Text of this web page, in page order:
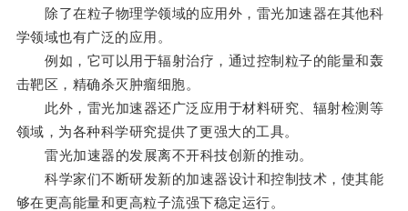
除了在粒子物理学领域的应用外，雷光加速器在其他科
学领域也有广泛的应用。
例如，它可以用于辐射治疗，通过控制粒子的能量和轰
击靶区，精确杀灭肿瘤细胞。
此外，雷光加速器还广泛应用于材料研究、辐射检测等
领域，为各种科学研究提供了更强大的工具。
雷光加速器的发展离不开科技创新的推动。
科学家们不断研发新的加速器设计和控制技术，使其能
够在更高能量和更高粒子流强下稳定运行。